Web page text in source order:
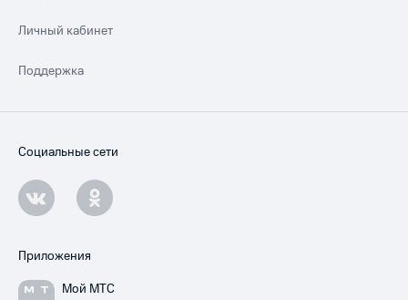
Личный кабинет
Поддержка
Социальные сети
Приложения
Мой МТС